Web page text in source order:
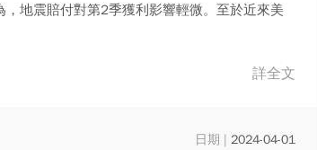
，地震賠付對第2季獲利影響輕微。至於近來美
詳全文
2024-04-01